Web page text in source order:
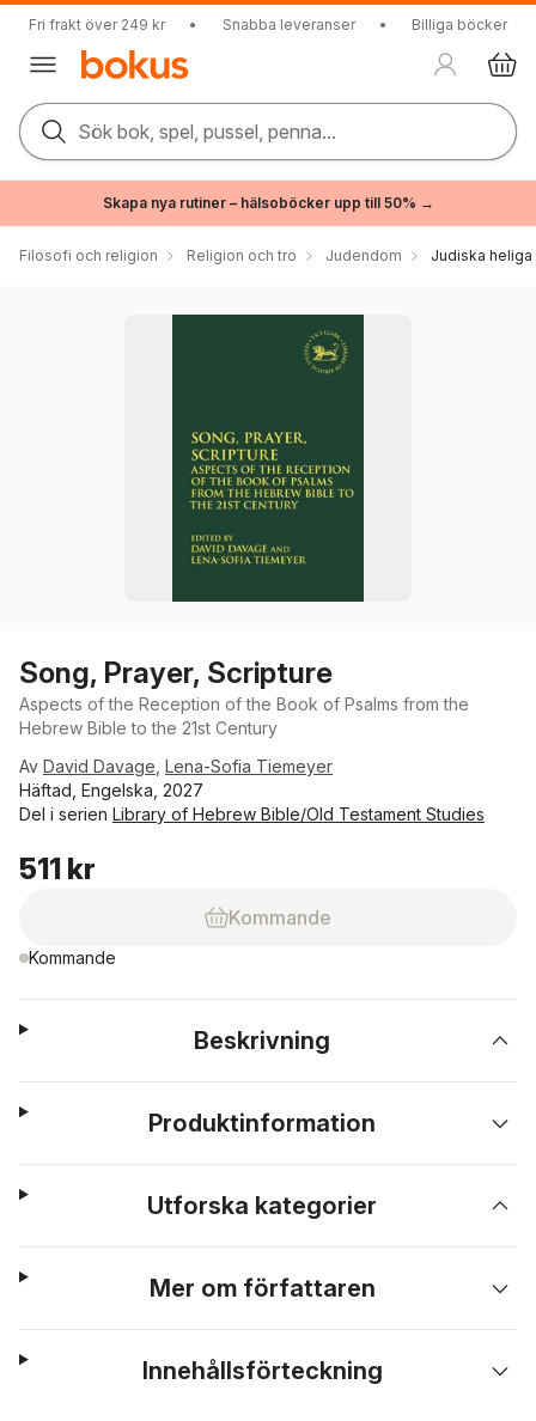
Fri frakt över 249 kr • Snabba leveranser • Billiga böcker
Sök bok, spel, pussel, penna...
Skapa nya rutiner – hälsoböcker upp till 50% →
Filosofi och religion Religion och tro Judendom Judiska
Song, Prayer, Scripture
Aspects of the Reception of the Book of Psalms from the
Hebrew Bible to the 21st Century
Av David Davage Lena-Sofia Tiemeyer
Häftad, Engelska, 2027
Del i serien Library of Hebrew Bible/Old Testament Studies
511 kr
Kommande
Kommande
Beskrivning
Produktinformation
Utforska kategorier
Mer om författaren
Innehållsförteckning